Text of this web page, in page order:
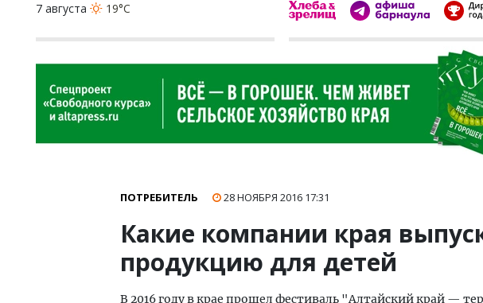
7 августа
19°C
ПОТРЕБИТЕЛЬ 28 НОЯБРЯ 2016 17:31
Какие компании края
продукцию для детей
В 2016 году в крае прошел фестиваль "Алтайский край —